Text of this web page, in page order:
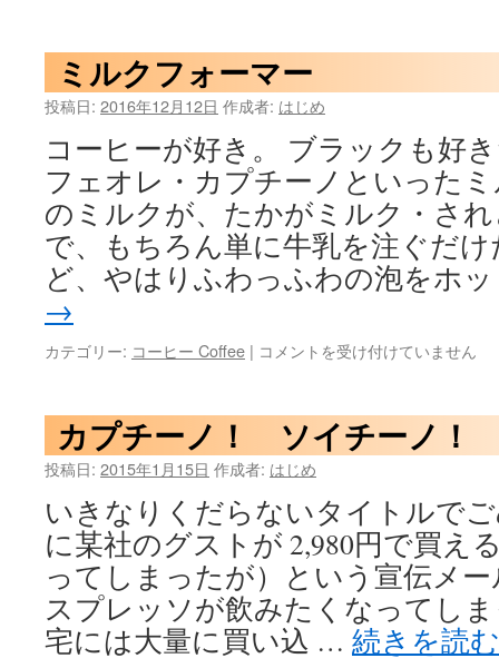
ミルクフォーマー
投稿日: 2016年12月12日 作成者: はじめ
コーヒーが好き。 ブラックも好
フェオレ・カプチーノといった
のミルクが、たかがミルク・さ
で、もちろん単に牛乳を注ぐだ
ど、やはりふわっふわの泡をホ
→
カテゴリー: コーヒー Coffee | ミ
フ
ー
マ
ー
は
コメントを受け付けていません
カプチーノ！ ソイチーノ！
投稿日: 2015年1月15日 作成者: はじめ
いきなりくだらないタイトルで
に某社のグストが 2,980円で買え
ってしまったが）という宣伝メ
スプレッソが飲みたくなってし
宅には大量に買い込 … 続きを読